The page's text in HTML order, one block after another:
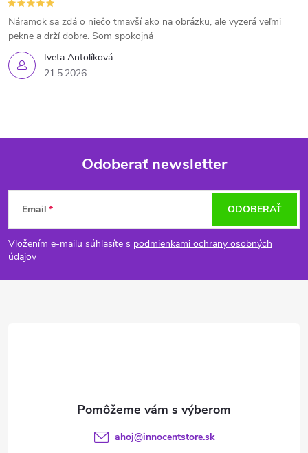
Iveta Antolíková
21.5.2026
Náramok sa zdá o niečo tmavší ako na obrázku, ale vyzerá veľmi
pekne a drží dobre. Som spokojná
Z
á
p
Odoberať newsletter
Email
Vložením e-mailu súhlasíte s podmienkami ochrany osobných
údajov
ODOBERAŤ
ahoj@innocentstore.sk